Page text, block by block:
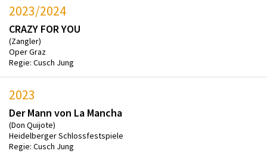
2023/2024
CRAZY FOR YOU
(Zangler)
Oper Graz
Regie: Cusch Jung
2023
Der Mann von La Mancha
(Don Quijote)
Heidelberger Schlossfestspiele
Regie: Cusch Jung